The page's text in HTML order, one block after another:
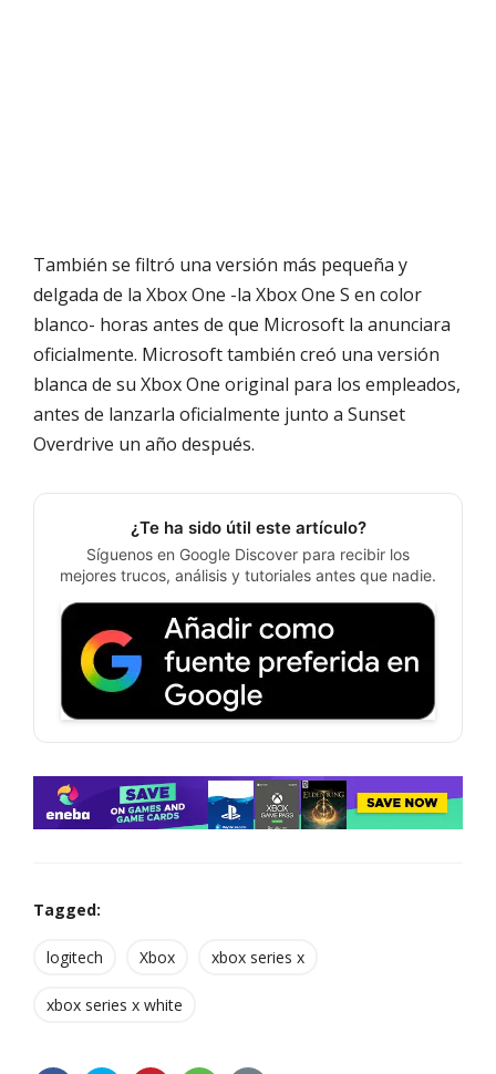
También se filtró una versión más pequeña y
delgada de la Xbox One -la Xbox One S en color
blanco- horas antes de que Microsoft la anunciara
oficialmente. Microsoft también creó una versión
blanca de su Xbox One original para los empleados,
antes de lanzarla oficialmente junto a Sunset
Overdrive un año después.
¿Te ha sido útil este artículo?
Síguenos en Google Discover para recibir los
mejores trucos, análisis y tutoriales antes que nadie.
Tagged:
logitech Xbox xbox series x
xbox series x white